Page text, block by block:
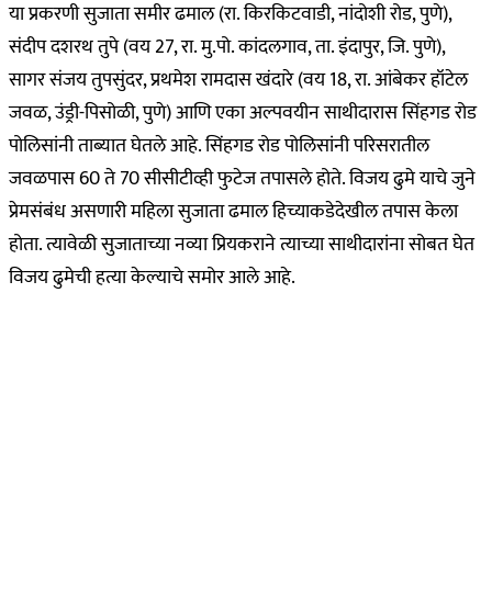
या प्रकरणी सुजाता समीर ढमाल (रा. किरकिटवाडी, नांदोशी रोड, पुणे),
संदीप दशरथ तुपे (वय 27, रा. मु.पो. कांदलगाव, ता. इंदापुर, जि. पुणे),
सागर संजय तुपसुंदर, प्रथमेश रामदास खंदारे (वय 18, रा. आंबेकर हॉटेल
जवळ, उंड्री-पिसोळी, पुणे) आणि एका अल्पवयीन साथीदारास सिंहगड रोड
पोलिसांनी ताब्यात घेतले आहे. सिंहगड रोड पोलिसांनी परिसरातील
जवळपास 60 ते 70 सीसीटीव्ही फुटेज तपासले होते. विजय ढुमे याचे जुने
प्रेमसंबंध असणारी महिला सुजाता ढमाल हिच्याकडेदेखील तपास केला
होता. त्यावेळी सुजाताच्या नव्या प्रियकराने त्याच्या साथीदारांना सोबत घेत
विजय ढुमेची हत्या केल्याचे समोर आले आहे.